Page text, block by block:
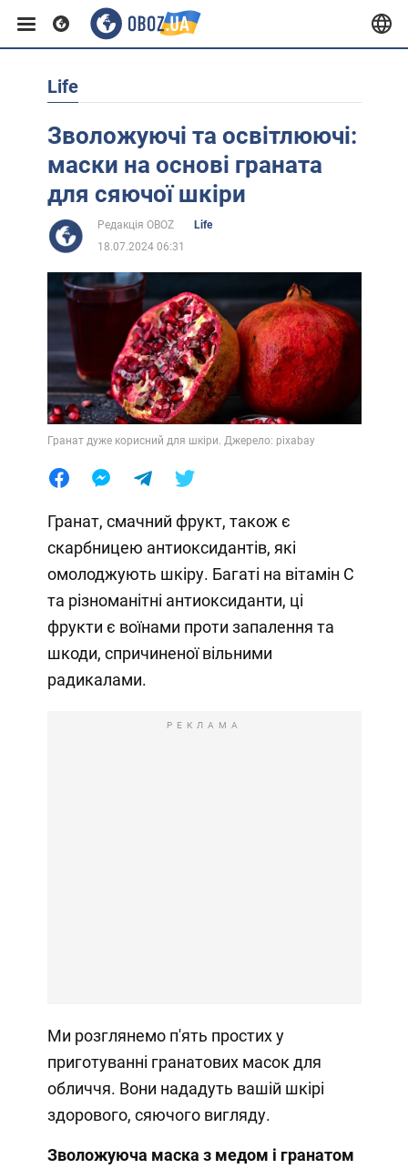
Європа
США
Африка
Життя
Лайфхаки
Life
Зволожуючі та освітлюючі:
маски на основі граната
для сяючої шкіри
Редакція OBOZ
Life
18.07.2024 06:31
Гранат дуже корисний для шкіри. Джерело: pixabay
Гранат, смачний фрукт, також є
скарбницею антиоксидантів, які
омолоджують шкіру. Багаті на вітамін С
та різноманітні антиоксиданти, ці
фрукти є воїнами проти запалення та
шкоди, спричиненої вільними
радикалами.
РЕКЛАМА
Ми розглянемо п'ять простих у
приготуванні гранатових масок для
обличчя. Вони нададуть вашій шкірі
здорового, сяючого вигляду.
Зволожуюча маска з медом і гранатом